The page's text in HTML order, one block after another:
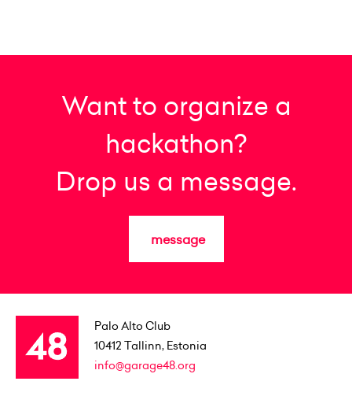
Want to organize a
hackathon?
Drop us a message.
message
Palo Alto Club
10412 Tallinn, Estonia
info@garage48.org